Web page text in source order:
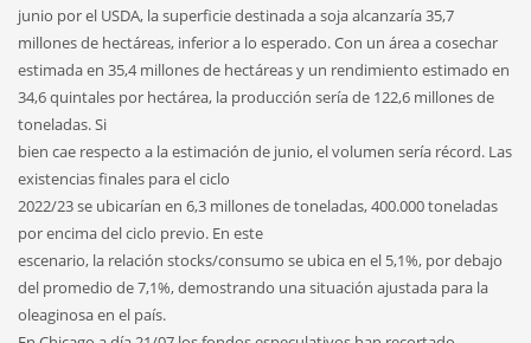
junio por el USDA, la superficie destinada a soja alcanzaría 35,7
millones de hectáreas, inferior a lo esperado. Con un área a cosechar
estimada en 35,4 millones de hectáreas y un rendimiento estimado en
34,6 quintales por hectárea, la producción sería de 122,6 millones de
toneladas. Si
bien cae respecto a la estimación de junio, el volumen sería récord. Las
existencias finales para el ciclo
2022/23 se ubicarían en 6,3 millones de toneladas, 400.000 toneladas
por encima del ciclo previo. En este
escenario, la relación stocks/consumo se ubica en el 5,1%, por debajo
del promedio de 7,1%, demostrando una situación ajustada para la
oleaginosa en el país.